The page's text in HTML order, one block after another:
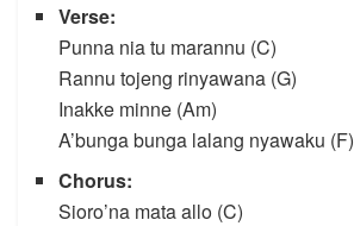
Verse:
Punna nia tu marannu (C)
Rannu tojeng rinyawana (G)
Inakke minne (Am)
A’bunga bunga lalang nyawaku (F)
Chorus:
Sioro’na mata allo (C)